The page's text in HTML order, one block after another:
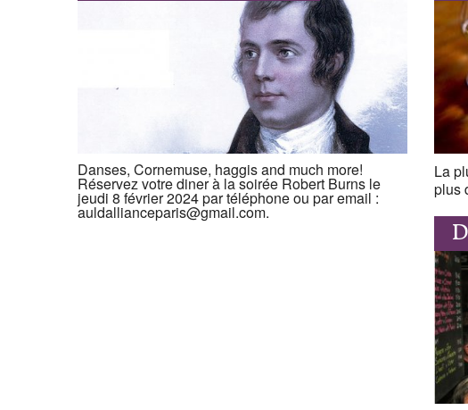
Danses, Cornemuse, haggis and much more!
Réservez votre diner à la soirée Robert Burns le
jeudi 8 février 2024 par téléphone ou par email :
auldallianceparis@gmail.com.
La
plus